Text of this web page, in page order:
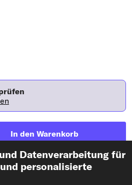
In den Warenkorb
den Merkzettel
Datenverarbeitung für
personalisierte